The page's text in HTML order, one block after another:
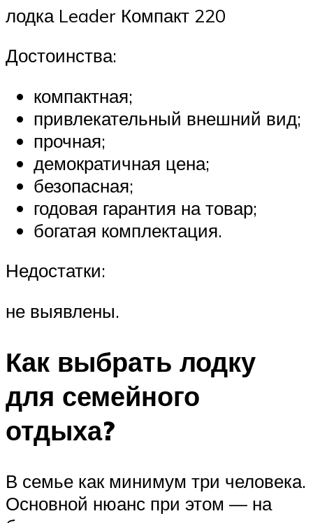
лодка Leader Компакт 220
Достоинства:
компактная;
привлекательный внешний вид;
прочная;
демократичная цена;
безопасная;
годовая гарантия на товар;
богатая комплектация.
Недостатки:
не выявлены.
Как выбрать лодку
для семейного
отдыха?
В семье как минимум три человека.
Основной нюанс при этом — на